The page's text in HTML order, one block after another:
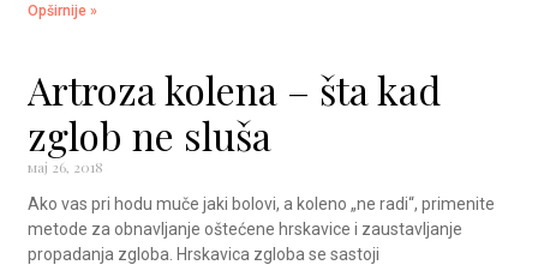
Opširnije »
Artroza kolena – šta kad
zglob ne sluša
мај 26, 2018
Ako vas pri hodu muče jaki bolovi, a koleno „ne radi“, primenite
metode za obnavljanje oštećene hrskavice i zaustavljanje
propadanja zgloba. Hrskavica zgloba se sastoji